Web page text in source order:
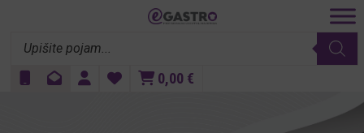
search
0,00 €